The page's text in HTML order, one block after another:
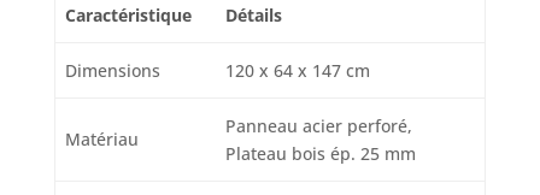
Caractéristique Détails
Dimensions 120 x 64 x 147 cm
Matériau
Panneau acier perforé,
Plateau bois ép. 25 mm